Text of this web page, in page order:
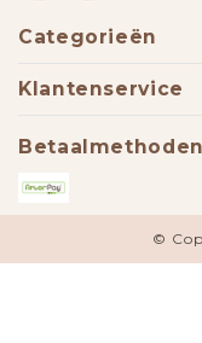
Categorieën
Klantenservice
Betaalmethoden
©